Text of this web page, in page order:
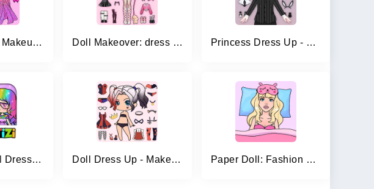
Doll Dress Up Makeup Girl Game Doll Makeover: dress up games Princess Dress Up - Sweet Doll
Tizi Town: Doll Dress Up Games Doll Dress Up - Makeup Games Paper Doll: Fashion Dress Up